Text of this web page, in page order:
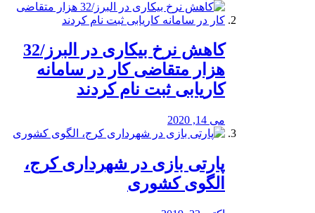
کاهش نرخ بیکاری در البرز/32
هزار متقاضی کار در سامانه
کاریابی ثبت نام کردند
می 14, 2020
پارتی بازی در شهرداری کرج،
الگوی کشوری